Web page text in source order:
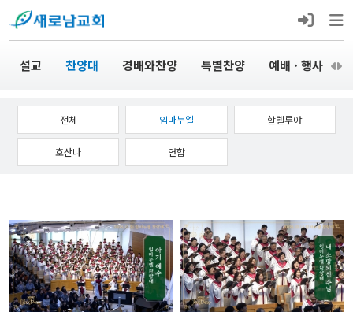
설교 찬양대 경배와찬양 특별찬양 예배 · 행사
전체 임마누엘 할렐루야
호산나 연합